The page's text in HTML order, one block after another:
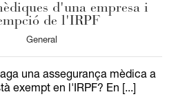
d'una empresa i
de l'IRPF
General
una assegurança mèdica a
exempt en l'IRPF? En [...]